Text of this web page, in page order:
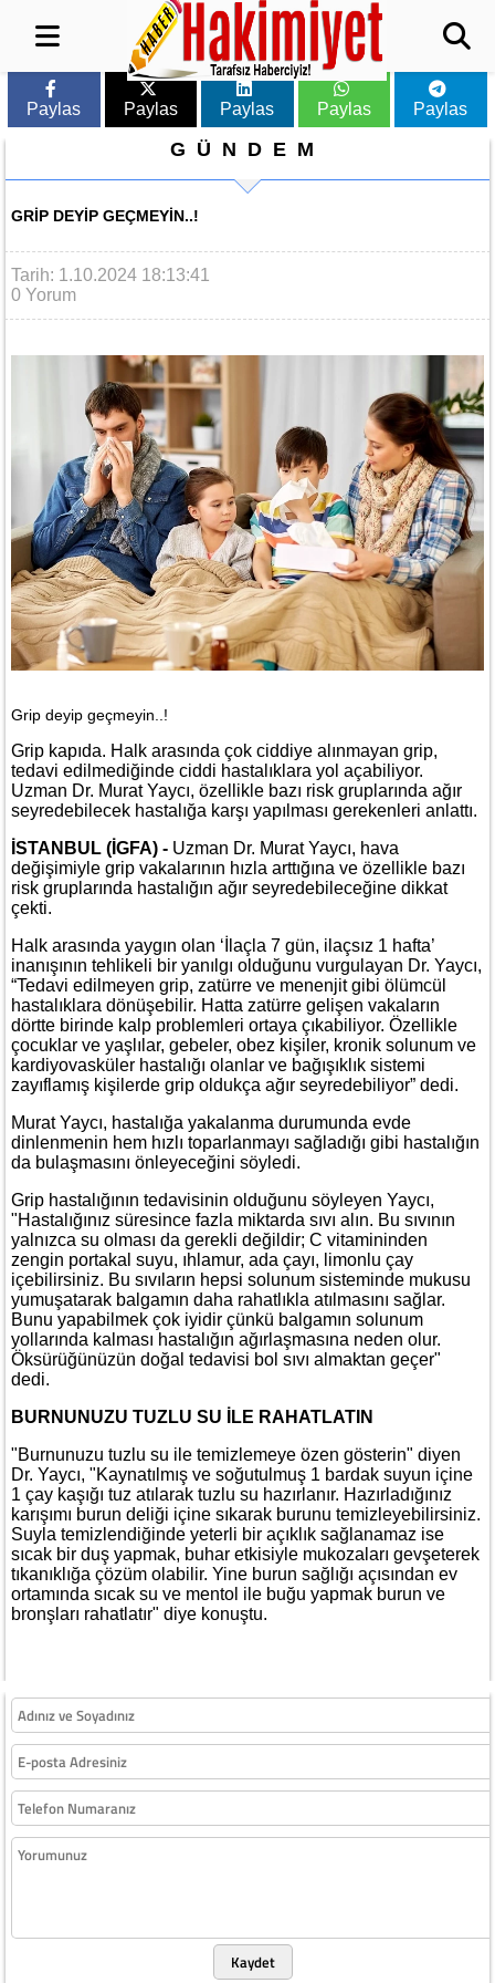
Paylas Paylas Paylas Paylas Paylas
GÜNDEM
GRIP DEYIP GEÇMEYIN..!
Tarih: 1.10.2024 18:13:41
0 Yorum
Grip deyip geçmeyin..!
Grip kapıda. Halk arasında çok ciddiye alınmayan grip,
tedavi edilmediğinde ciddi hastalıklara yol açabiliyor.
Uzman Dr. Murat Yaycı, özellikle bazı risk gruplarında ağır
seyredebilecek hastalığa karşı yapılması gerekenleri anlattı.
İSTANBUL (İGFA) - Uzman Dr. Murat Yaycı, hava
değişimiyle grip vakalarının hızla arttığına ve özellikle bazı
risk gruplarında hastalığın ağır seyredebileceğine dikkat
çekti.
Halk arasında yaygın olan ‘İlaçla 7 gün, ilaçsız 1 hafta’
inanışının tehlikeli bir yanılgı olduğunu vurgulayan Dr. Yaycı,
“Tedavi edilmeyen grip, zatürre ve menenjit gibi ölümcül
hastalıklara dönüşebilir. Hatta zatürre gelişen vakaların
dörtte birinde kalp problemleri ortaya çıkabiliyor. Özellikle
çocuklar ve yaşlılar, gebeler, obez kişiler, kronik solunum ve
kardiyovasküler hastalığı olanlar ve bağışıklık sistemi
zayıflamış kişilerde grip oldukça ağır seyredebiliyor” dedi.
Murat Yaycı, hastalığa yakalanma durumunda evde
dinlenmenin hem hızlı toparlanmayı sağladığı gibi hastalığın
da bulaşmasını önleyeceğini söyledi.
Grip hastalığının tedavisinin olduğunu söyleyen Yaycı,
"Hastalığınız süresince fazla miktarda sıvı alın. Bu sıvının
yalnızca su olması da gerekli değildir; C vitamininden
zengin portakal suyu, ıhlamur, ada çayı, limonlu çay
içebilirsiniz. Bu sıvıların hepsi solunum sisteminde mukusu
yumuşatarak balgamın daha rahatlıkla atılmasını sağlar.
Bunu yapabilmek çok iyidir çünkü balgamın solunum
yollarında kalması hastalığın ağırlaşmasına neden olur.
Öksürüğünüzün doğal tedavisi bol sıvı almaktan geçer"
dedi.
BURNUNUZU TUZLU SU İLE RAHATLATIN
"Burnunuzu tuzlu su ile temizlemeye özen gösterin" diyen
Dr. Yaycı, "Kaynatılmış ve soğutulmuş 1 bardak suyun içine
1 çay kaşığı tuz atılarak tuzlu su hazırlanır. Hazırladığınız
karışımı burun deliği içine sıkarak burunu temizleyebilirsiniz.
Suyla temizlendiğinde yeterli bir açıklık sağlanamaz ise
sıcak bir duş yapmak, buhar etkisiyle mukozaları gevşeterek
tıkanıklığa çözüm olabilir. Yine burun sağlığı açısından ev
ortamında sıcak su ve mentol ile buğu yapmak burun ve
bronşları rahatlatır" diye konuştu.
Kaydet